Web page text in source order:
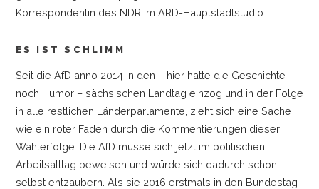
Korrespondentin des NDR im ARD-Hauptstadtstudio.
ES IST SCHLIMM
Seit die AfD anno 2014 in den –hier hatte die Geschichte
noch Humor –sächsischen Landtag einzog und in der Folge
in alle restlichen Länderparlamente, zieht sich eine Sache
wie ein roter Faden durch die Kommentierungen dieser
Wahlerfolge: Die AfD müsse sich jetzt im politischen
Arbeitsalltag beweisen und würde sich dadurch schon
selbst entzaubern. Als sie 2016 erstmals in den Bundestag